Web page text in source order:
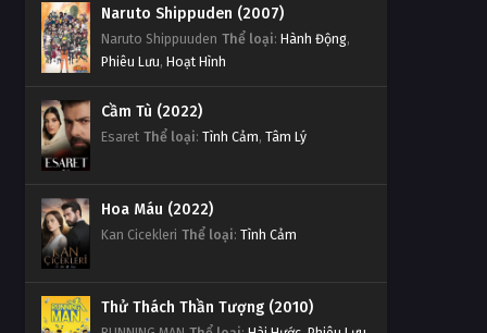
Naruto Shippuden (2007)
Naruto Shippuuden Thể loại: Hành Động,
Phiêu Lưu, Hoạt Hình
Cầm Tù (2022)
Esaret Thể loại: Tình Cảm, Tâm Lý
Hoa Máu (2022)
Kan Cicekleri Thể loại: Tình Cảm
Thử Thách Thần Tượng (2010)